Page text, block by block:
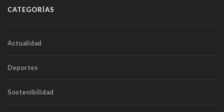
CATEGORÍAS
Actualidad
Deportes
Sostenibilidad